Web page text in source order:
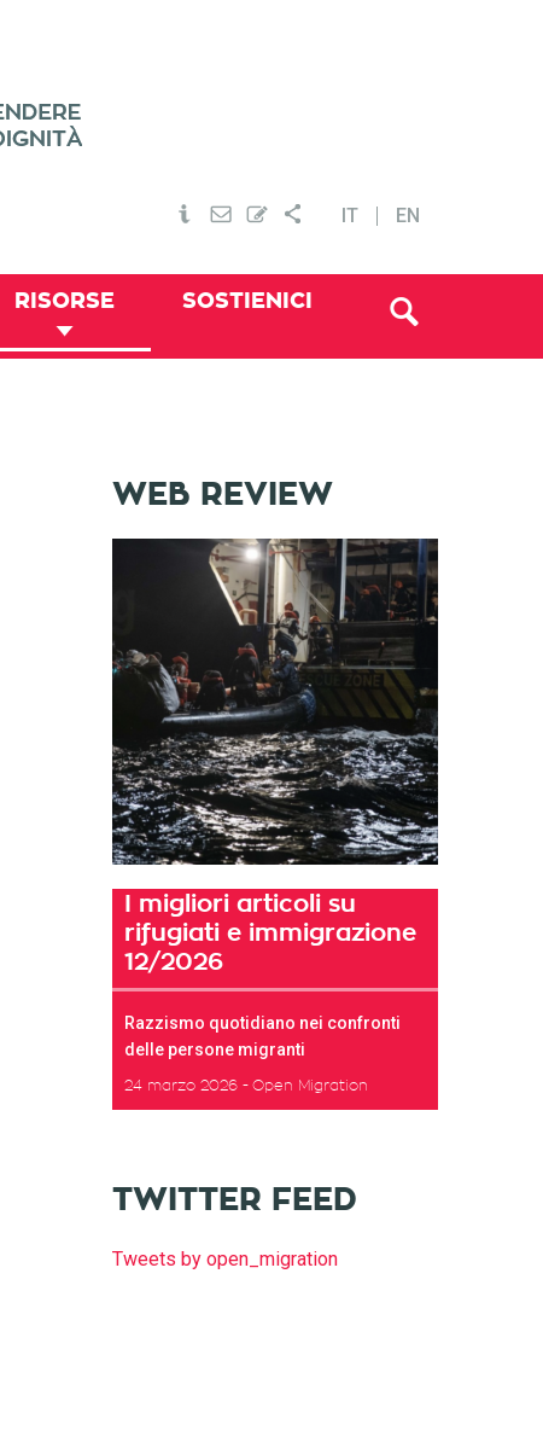
IT EN
RISORSE SOSTIENICI
WEB REVIEW
I migliori articoli su
rifugiati e immigrazione
12/2026
Razzismo quotidiano nei confronti
delle persone migranti
24 marzo 2026 Open Migration
TWITTER FEED
Tweets by open_migration